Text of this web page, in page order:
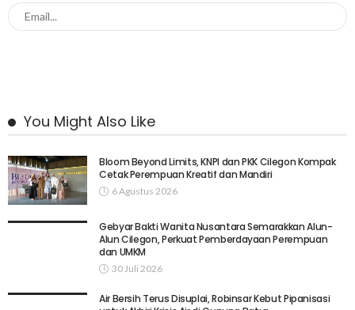
You Might Also Like
Bloom Beyond Limits, KNPI dan PKK Cilegon Kompak
Cetak Perempuan Kreatif dan Mandiri
6 Agustus 2026
Gebyar Bakti Wanita Nusantara Semarakkan Alun-
Alun Cilegon, Perkuat Pemberdayaan Perempuan
dan UMKM
30 Juli 2026
Air Bersih Terus Disuplai, Robinsar Kebut Pipanisasi